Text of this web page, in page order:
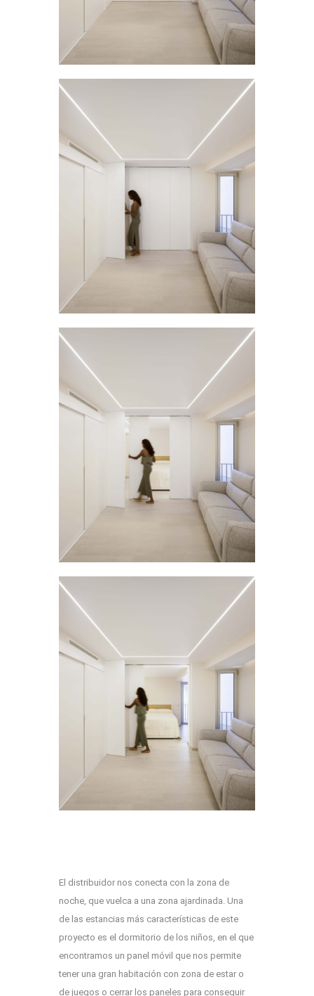
El distribuidor nos conecta con la zona de
noche, que vuelca a una zona ajardinada. Una
de las estancias más características de este
proyecto es el dormitorio de los niños, en el que
encontramos un panel móvil que nos permite
tener una gran habitación con zona de estar o
de juegos o cerrar los paneles para conseguir